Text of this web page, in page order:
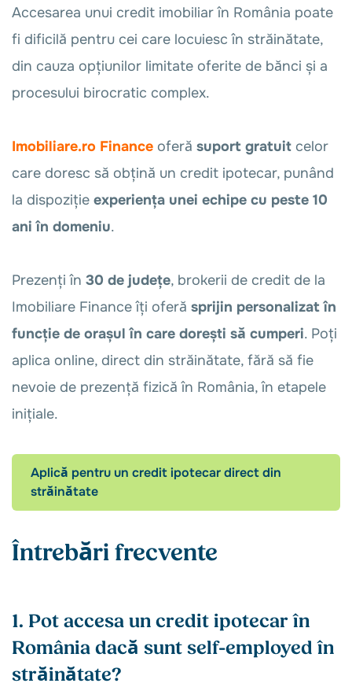
Accesarea unui credit imobiliar în România poate
fi dificilă pentru cei care locuiesc în străinătate,
din cauza opțiunilor limitate oferite de bănci și a
procesului birocratic complex.
Imobiliare.ro Finance oferă suport gratuit celor
care doresc să obțină un credit ipotecar, punând
la dispoziție experiența unei echipe cu peste 10
ani în domeniu.
Prezenți în 30 de județe, brokerii de credit de la
Imobiliare Finance îți oferă sprijin personalizat în
funcție de orașul în care dorești să cumperi. Poți
aplica online, direct din străinătate, fără să fie
nevoie de prezență fizică în România, în etapele
inițiale.
Aplică pentru un credit ipotecar direct din
străinătate
Întrebări frecvente
1. Pot accesa un credit ipotecar în
România dacă sunt self-employed în
străinătate?